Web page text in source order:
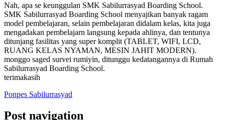
Nah, apa se keunggulan SMK Sabilurrasyad Boarding School.
SMK Sabilurrasyad Boarding School menyajikan banyak ragam
model pembelajaran, selain pembelajaran didalam kelas, kita juga
mengadakan pembelajarn langsung kepada ahlinya, dan tentunya
ditunjang fasilitas yang super komplit (TABLET, WIFI, LCD,
RUANG KELAS NYAMAN, MESIN JAHIT MODERN).
monggo saged survei rumiyin, ditunggu kedatangannya di Rumah
Sabilurrasyad Boarding School.
terimakasih
Ponpes Sabilurrasyad
Post navigation